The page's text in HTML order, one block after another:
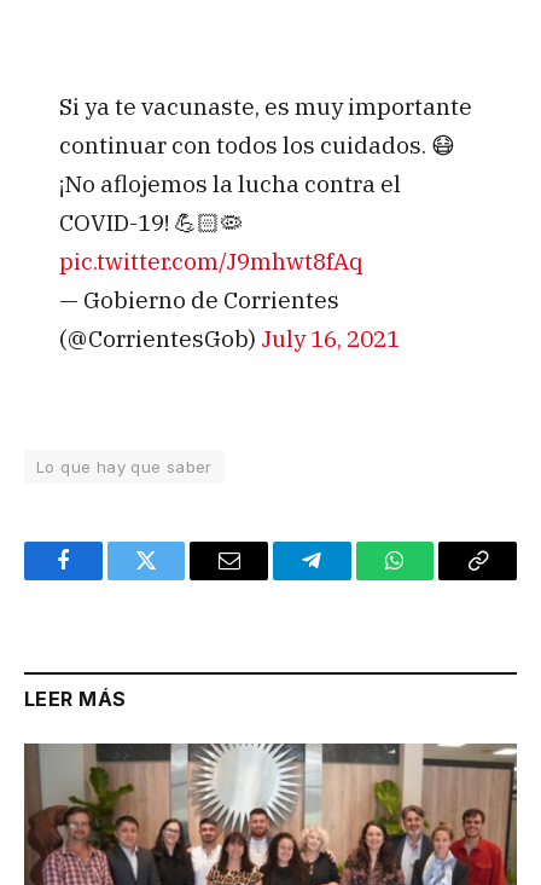
Si ya te vacunaste, es muy importante
continuar con todos los cuidados. 😷
¡No aflojemos la lucha contra el
COVID-19! 💪🏻🦠
pic.twitter.com/J9mhwt8fAq
— Gobierno de Corrientes
(@CorrientesGob) July 16, 2021
Lo que hay que saber
FacebookTwitter Email TelegramWhatsAppCopy
LEER MÁS